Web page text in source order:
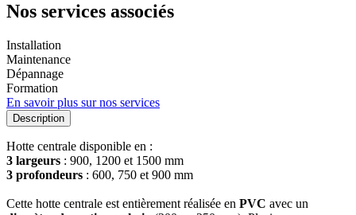
Nos services associés
Installation
Maintenance
Dépannage
Formation
En savoir plus sur nos services
Description
Hotte centrale disponible en :
3 largeurs : 900, 1200 et 1500 mm
3 profondeurs : 600, 750 et 900 mm
Cette hotte centrale est entièrement réalisée en PVC avec un